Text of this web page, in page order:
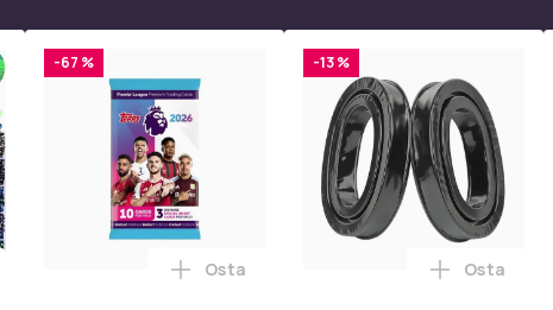
1ad7628a-cfd8-5b15-81c2-17d6cdd08ae9
1080P Universal Musta ostoskoriin
strassisarja - 32 000 kappaletta - 40 väriä - Strassit
-67 %
Lisää Topps Premier League Cards
Osta
-13 %
Lisää
Osta